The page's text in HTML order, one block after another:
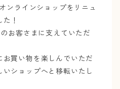
ンラインショップをリニュ
！
お客さまに支えていただ
お買い物を楽しんでいただ
ショップへと移転いたし